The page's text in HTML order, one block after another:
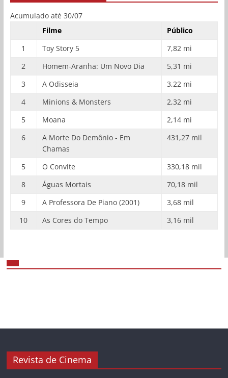
Acumulado até 30/07
Filme
Público
1
Toy Story 5
7,82 mi
2
Homem-Aranha: Um Novo Dia
5,31 mi
3
A Odisseia
3,22 mi
4
Minions & Monsters
2,32 mi
5
Moana
2,14 mi
6
A Morte Do Demônio - Em
Chamas
431,27 mil
5 O Convite
330,18 mil
8
Águas Mortais
70,18 mil
9
A Professora De Piano (2001)
3,68 mil
10
As Cores do Tempo 3,16 mil
Revista de Cinema